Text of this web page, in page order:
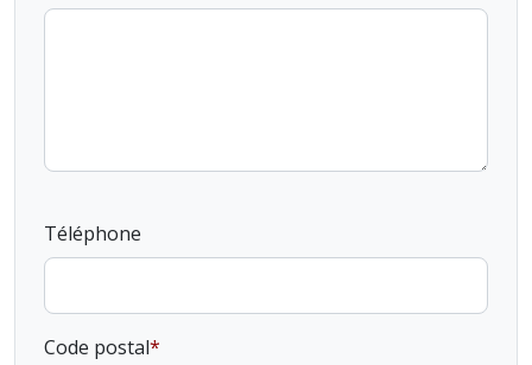
Téléphone
Code postal